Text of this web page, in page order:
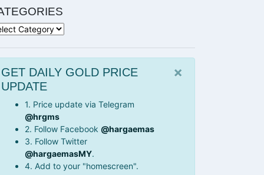
×
GET DAILY GOLD PRICE
UPDATE
1. Price update via Telegram
@hrgms
2. Follow Facebook @hargaemas
3. Follow Twitter
@hargaemasMY.
4. Add to your "homescreen".